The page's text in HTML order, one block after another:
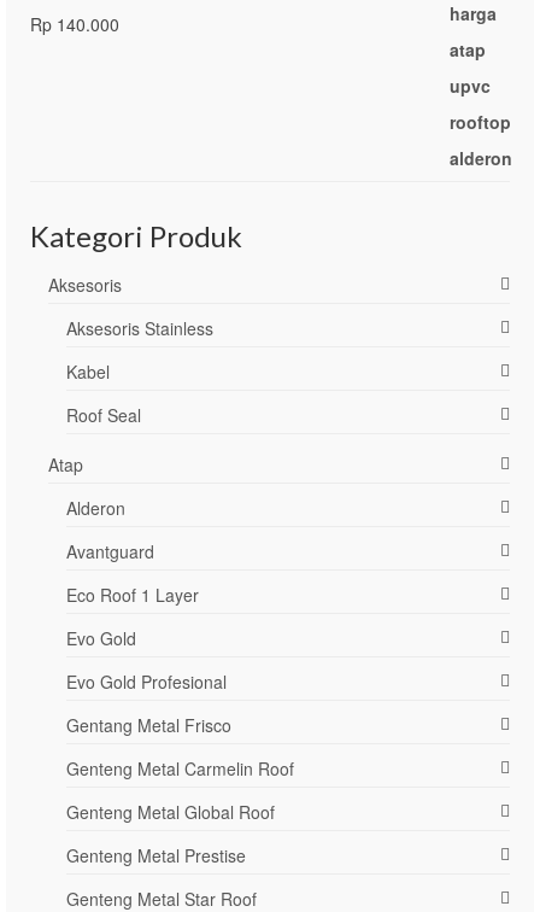
Rp 140.000
Kategori Produk
Aksesoris
Aksesoris Stainless
Kabel
Roof Seal
Atap
Alderon
Avantguard
Eco Roof 1 Layer
Evo Gold
Evo Gold Profesional
Gentang Metal Frisco
Genteng Metal Carmelin Roof
Genteng Metal Global Roof
Genteng Metal Prestise
Genteng Metal Star Roof